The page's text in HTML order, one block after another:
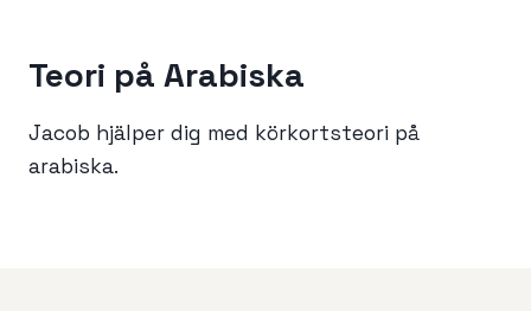
Teori på Arabiska
Jacob hjälper dig med körkortsteori på
arabiska.